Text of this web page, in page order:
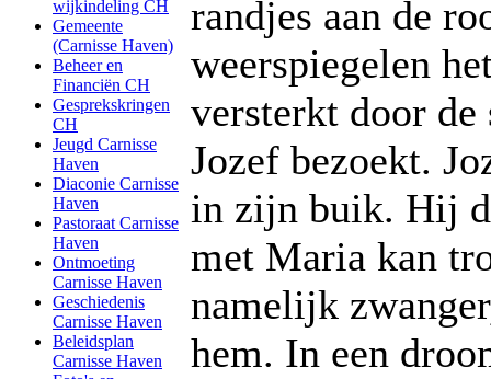
wijkindeling CH
Gemeente
(Carnisse Haven)
Beheer en
Financiën CH
Gesprekskringen
CH
Jeugd Carnisse
Haven
Diaconie Carnisse
Haven
Pastoraat Carnisse
Haven
Ontmoeting
Carnisse Haven
Geschiedenis
Carnisse Haven
Beleidsplan
Carnisse Haven
randjes aan de
weerspiegelen
versterkt door de
Jozef bezoekt.
in zijn buik. Hij
met Maria kan
namelijk
hem. In een